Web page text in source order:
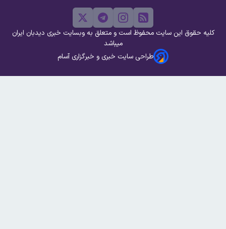
کلیه حقوق این سایت محفوظ است و متعلق به وبسایت خبری دیدبان ایران
میباشد
طراحی سایت خبری و خبرگزاری آسام